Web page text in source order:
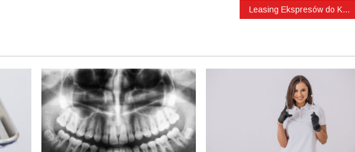
Leasing Ekspresów do Kawy: Rozwiązanie Finansowe dla Gastronomii